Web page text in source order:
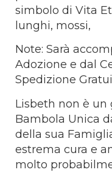
simbolo di Vita
lunghi, mossi,
Note: Sarà
Adozione e dal
Spedizione
Lisbeth non è
Bambola Unica
della sua
estrema cura e
molto